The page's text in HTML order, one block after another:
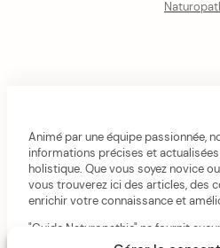
Animé par une équipe passionnée,
informations précises et
holistique. Que vous soyez novice
vous trouverez ici des articles, des
enrichir votre connaissance et
"Guide Naturopathie" ne fournit
ou traitement. Consultes toujours